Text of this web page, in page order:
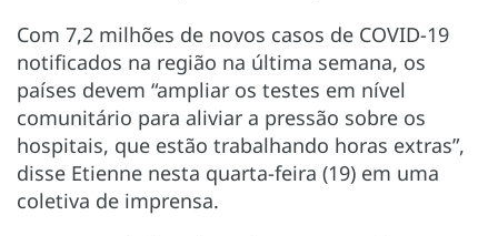
Com 7,2 milhões de novos casos de COVID-19
notificados na região na última semana, os
países devem “ampliar os testes em nível
comunitário para aliviar a pressão sobre os
hospitais, que estão trabalhando horas extras”,
disse Etienne nesta quarta-feira (19) em uma
coletiva de imprensa.